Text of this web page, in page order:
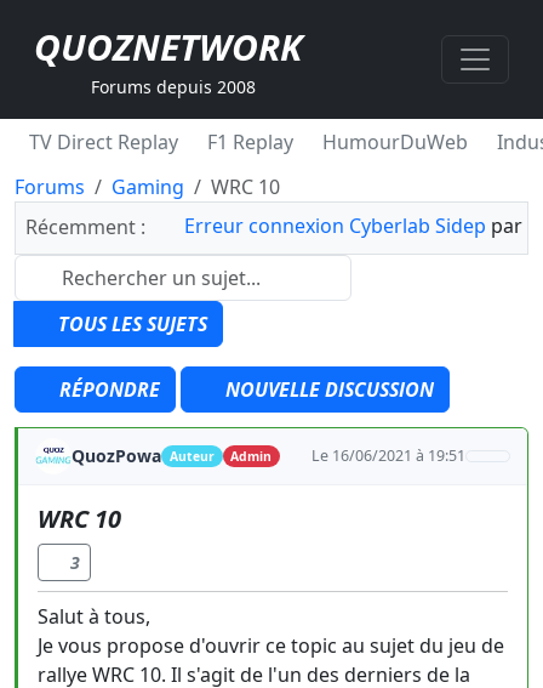
QUOZNETWORK
Forums depuis 2008
TV Direct Replay F1 Replay HumourDuWeb
Forums
Gaming
WRC 10
Récemment :
Erreur connexion Cyberlab Sidep par
TOUS LES SUJETS
RÉPONDRE NOUVELLE DISCUSSION
QuozPowa Auteur Admin Le 16/06/2021 à 19:51
WRC 10
3
Salut à tous,
Je vous propose d'ouvrir ce topic au sujet du jeu de
rallye WRC 10. Il s'agit de l'un des derniers de la